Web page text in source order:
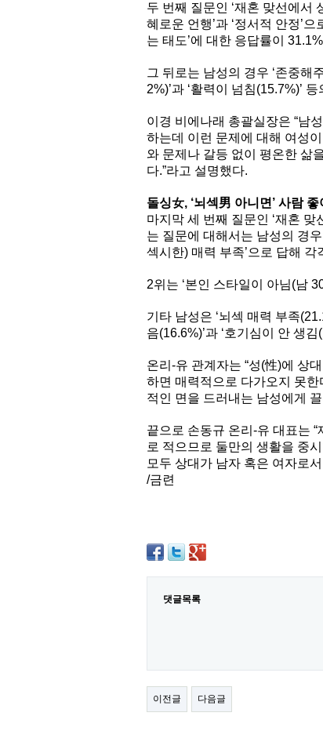
두 번째 질문인 ‘재혼 맞선에서
혜로운 언행’과 ‘정서적 안정’
는 태도’에 대한 응답률이
그 뒤로는 남성의 경우 ‘존중해
2%)’과 ‘활력이 넘침(15.7%)’
이경 비에나래 총괄실장은 “남
하는데 이런 문제에 대해 여성
와 문제나 갈등 없이 평온한 삶
다.”라고 설명했다.
돌싱女, ‘뇌섹男 아니면’ 사람
마지막 세 번째 질문인 ‘재혼
는 질문에 대해서는 남성의 경
섹시한) 매력 부족’으로 답해 각
2위는 ‘본인 스타일이 아님(남
기타 남성은 ‘뇌섹 매력 부족
음(16.6%)’과 ‘호기심이 안 생
온리-유 관계자는 “성(性)에 상
하면 매력적으로 다가오지 못한
적인 면을 드러내는 남성에게
끝으로 손동규 온리-유 대표는
로 적으므로 둘만의 생활을 중
모두 상대가 남자 혹은 여자로
/금련
댓글목록
이전글 다음글